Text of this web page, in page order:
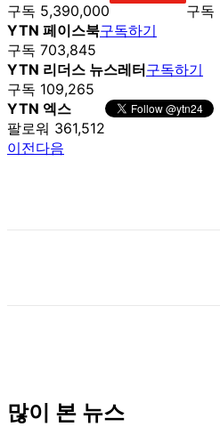
구독 5,390,000
구독
YTN 페이스북
구독 703,845
구독하기
YTN 리더스 뉴스레터
구독 109,265
구독하기
YTN 엑스
팔로워 361,512
이전다음
많이 본 뉴스